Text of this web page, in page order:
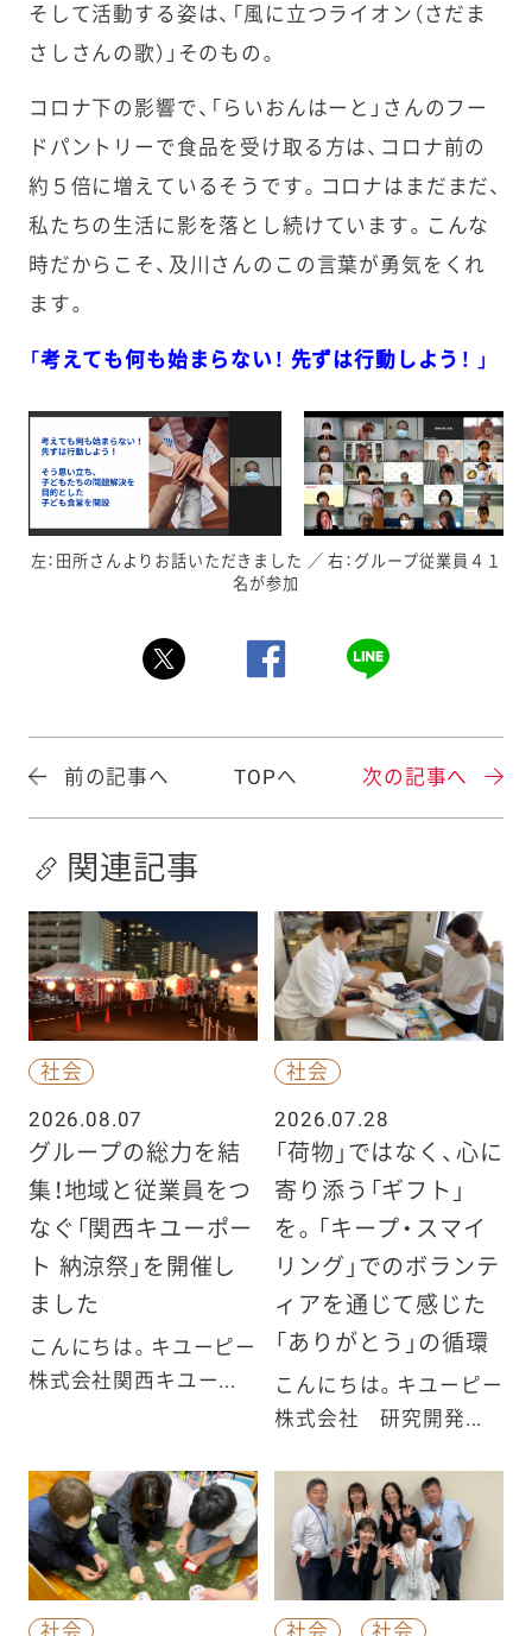
そして活動する姿は、「風に立つライオン（さだま
さしさんの歌）」そのもの。
コロナ下の影響で、「らいおんはーと」さんのフー
ドパントリーで食品を受け取る方は、コロナ前の
約５倍に増えているそうです。コロナはまだまだ、
私たちの生活に影を落とし続けています。こんな
時だからこそ、及川さんのこの言葉が勇気をくれ
ます。
「考えても何も始まらない！ 先ずは行動しよう！ 」
左：田所さんよりお話いただきました ／ 右：グループ従業員４１
名が参加
前の記事へ TOPへ 次の記事へ
関連記事
社会
2026.08.07
グループの総力を結
集！地域と従業員をつ
なぐ「関西キユーポー
ト 納涼祭」を開催し
ました
こんにちは。キユーピー
株式会社関西キユー...
社会
2026.07.28
「荷物」ではなく、心に
寄り添う「ギフト」
を。「キープ・スマイ
リング」でのボランテ
ィアを通じて感じた
「ありがとう」の循環
こんにちは。キユーピー
株式会社 研究開発...
社会 社会 社会